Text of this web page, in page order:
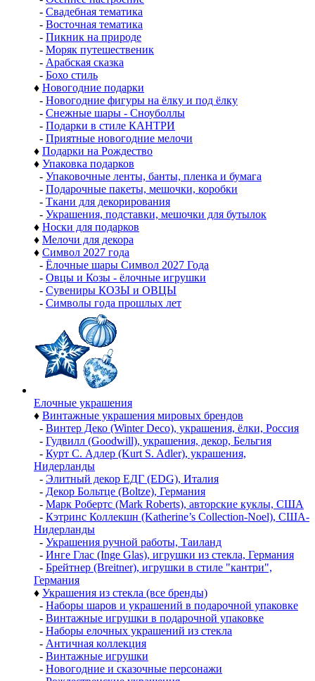
- Свадебная тематика
- Восточная тематика
- Пикник на природе
- Моряк путешественик
- Арабская сказка
- Бохо стиль
♦ Новогодние подарки
- Новогодние фигуры на ёлку и под ёлку
- Снежные шары - Сноуболлы
- Подарки в стиле КАНТРИ
- Приятные новогодние мелочи
♦ Подарки на Рождество
♦ Упаковка подарков
- Упаковочные ленты, банты, пленка и бумага
- Подарочные пакеты, мешочки, коробки
- Ткани для декорирования
- Украшения, подставки, мешочки для бутылок
♦ Носки для подарков
♦ Мелочи для декора
♦ Символ 2027 года
- Ёлочные шары Символ 2027 Года
- Овцы и Козы - ёлочные игрушки
- Сувениры КОЗЫ и ОВЦЫ
- Символы года прошлых лет
Елочные украшения
♦ Винтажные украшения мировых брендов
- Винтер Деко (Winter Deco), украшения, ёлки, Россия
- Гудвилл (Goodwill), украшения, декор, Бельгия
- Курт С. Адлер (Kurt S. Adler), украшения,
Нидерланды
- Элитный декор ЕДГ (EDG), Италия
- Декор Больтце (Boltze), Германия
- Марк Робертс (Mark Roberts), авторские куклы, США
- Кэтринс Коллекшн (Katherine’s Collection-Noel), США-
Нидерланды
- Украшения ручной работы, Таиланд
- Инге Глас (Inge Glas), игрушки из стекла, Германия
- Брейтнер (Breitner), игрушки в стиле "кантри",
Германия
♦ Украшения из стекла (все бренды)
- Наборы шаров и украшений в подарочной упаковке
- Винтажные игрушки в подарочной упаковке
- Наборы елочных украшений из стекла
- Античная коллекция
- Винтажные игрушки
- Новогодние и сказочные персонажи